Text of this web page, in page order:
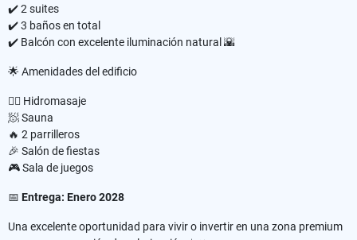
✔️ 2 suites
✔️ 3 baños en total
✔️ Balcón con excelente iluminación natural 🌇
🌟 Amenidades del edificio
💆‍♂️ Hidromasaje
🧖 Sauna
🔥 2 parrilleros
🎉 Salón de fiestas
🎮 Sala de juegos
📅 Entrega: Enero 2028
Una excelente oportunidad para vivir o invertir en una zona premium